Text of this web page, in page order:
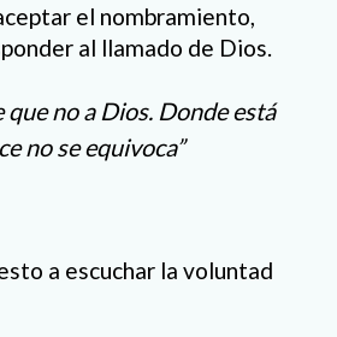
el nombramiento,
al llamado de Dios.
que no a Dios. Donde está
no se equivoca”
a escuchar la voluntad